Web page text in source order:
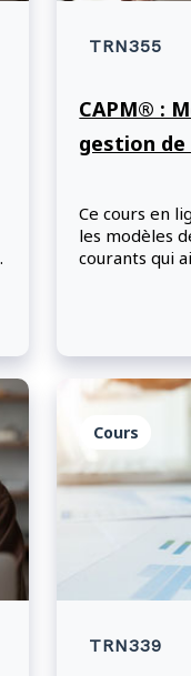
TRN355
CAPM® :
gestion
Ce cours en
les modèles
courants qui
Cours
TRN339